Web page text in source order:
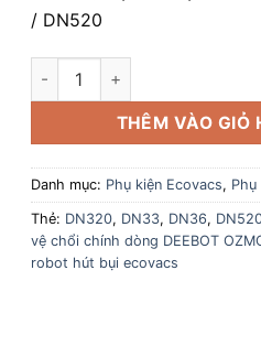
/ DN520
Nắp bảo vệ chổi chính dòng
THÊM VÀO GIỎ
Danh mục: Phụ kiện Ecovacs,
Thẻ: DN320, DN33, DN36,
vệ chổi chính dòng DEEBOT
robot hút bụi ecovacs